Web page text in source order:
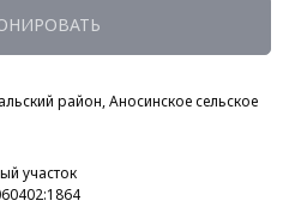
район, Аносинское сельское
участок